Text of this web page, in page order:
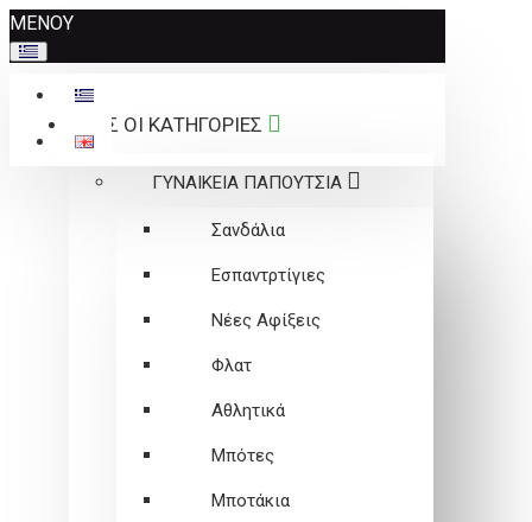
Σημείωση:
Αυτός
ο
ιστότοπος
περιλαμβάνει
ΜΕΝΟΥ
ΟΛΕΣ ΟΙ ΚΑΤΗΓΟΡΙΕΣ
ΓΥΝΑΙΚΕΙΑ ΠΑΠΟΥΤΣΙΑ
Σανδάλια
Εσπαντρτίγιες
Νέες Αφίξεις
Φλατ
Αθλητικά
Μπότες
Μποτάκια